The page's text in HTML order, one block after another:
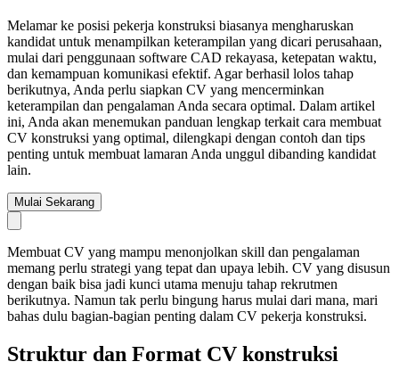
Melamar ke posisi pekerja konstruksi biasanya mengharuskan
kandidat untuk menampilkan keterampilan yang dicari perusahaan,
mulai dari penggunaan software CAD rekayasa, ketepatan waktu,
dan kemampuan komunikasi efektif. Agar berhasil lolos tahap
berikutnya, Anda perlu siapkan CV yang mencerminkan
keterampilan dan pengalaman Anda secara optimal. Dalam artikel
ini, Anda akan menemukan panduan lengkap terkait cara membuat
CV konstruksi yang optimal, dilengkapi dengan contoh dan tips
penting untuk membuat lamaran Anda unggul dibanding kandidat
lain.
Mulai Sekarang
Membuat CV yang mampu menonjolkan skill dan pengalaman
memang perlu strategi yang tepat dan upaya lebih. CV yang disusun
dengan baik bisa jadi kunci utama menuju tahap rekrutmen
berikutnya. Namun tak perlu bingung harus mulai dari mana, mari
bahas dulu bagian-bagian penting dalam CV pekerja konstruksi.
Struktur dan Format CV konstruksi